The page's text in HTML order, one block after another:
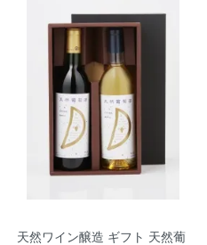
天然ワイン醸造 ギフト 天然葡